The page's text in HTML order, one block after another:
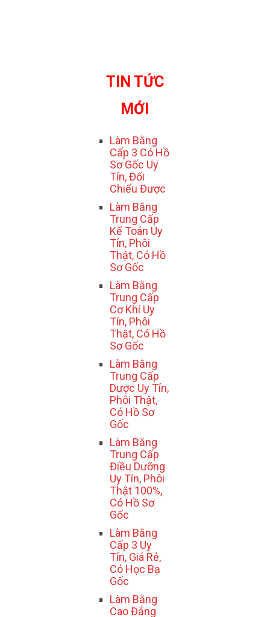
TIN TỨC
MỚI
Làm Bằng
Cấp 3 Có Hồ
Sơ Gốc Uy
Tín, Đối
Chiếu Được
Làm Bằng
Trung Cấp
Kế Toán Uy
Tín, Phôi
Thật, Có Hồ
Sơ Gốc
Làm Bằng
Trung Cấp
Cơ Khí Uy
Tín, Phôi
Thật, Có Hồ
Sơ Gốc
Làm Bằng
Trung Cấp
Dược Uy Tín,
Phôi Thật,
Có Hồ Sơ
Gốc
Làm Bằng
Trung Cấp
Điều Dưỡng
Uy Tín, Phôi
Thật 100%,
Có Hồ Sơ
Gốc
Làm Bằng
Cấp 3 Uy
Tín, Giá Rẻ,
Có Học Bạ
Gốc
Làm Bằng
Cao Đẳng